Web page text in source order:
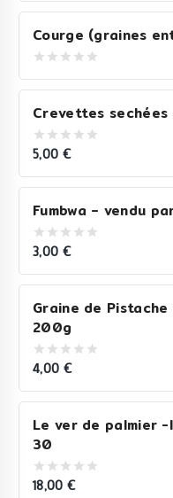
5
Courge (graines
0
out
5
Crevettes
0
of
5
5,00 €
Fumbwa – vendu
0
of
5
3,00 €
Graine de
200g
0
of
5
4,00 €
Le ver de palmier
30
0
18,00 €